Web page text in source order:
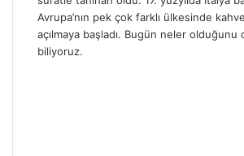
Avrupa’nın pek çok farklı ülkesinde
açılmaya başladı. Bugün neler olduğunu
biliyoruz.